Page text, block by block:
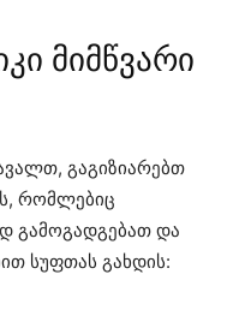
მიმწვარი
გაგიზიარებთ
რომლებიც
გამოგადგებათ და
სუფთას გახდის: